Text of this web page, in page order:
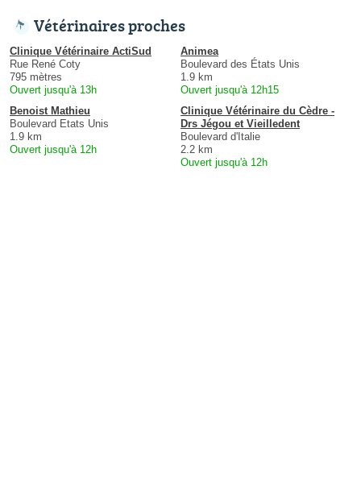
Vétérinaires proches
Clinique Vétérinaire ActiSud
Rue René Coty
795 mètres
Ouvert jusqu'à 13h
Animea
Boulevard des États Unis
1.9 km
Ouvert jusqu'à 12h15
Benoist Mathieu
Boulevard Etats Unis
1.9 km
Ouvert jusqu'à 12h
Clinique Vétérinaire du Cèdre -
Drs Jégou et Vieilledent
Boulevard d'Italie
2.2 km
Ouvert jusqu'à 12h